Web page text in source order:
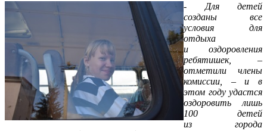
- Для детей
созданы все
условия для
отдыха
и оздоровления
ребятишек, –
отметили члены
комиссии, – и в
этом году удастся
оздоровить лишь
100 детей
из города